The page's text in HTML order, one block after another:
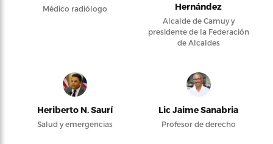
Médico radiólogo
Hernández
Alcalde de Camuy y
presidente de la Federación
de Alcaldes
Heriberto N. Saurí
Salud y emergencias
Lic Jaime Sanabria
Profesor de derecho